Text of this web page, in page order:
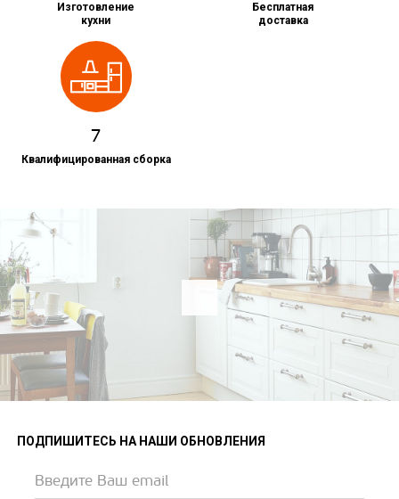
Изготовление
кухни
Бесплатная
доставка
7
Квалифицированная сборка
ПОДПИШИТЕСЬ НА НАШИ ОБНОВЛЕНИЯ